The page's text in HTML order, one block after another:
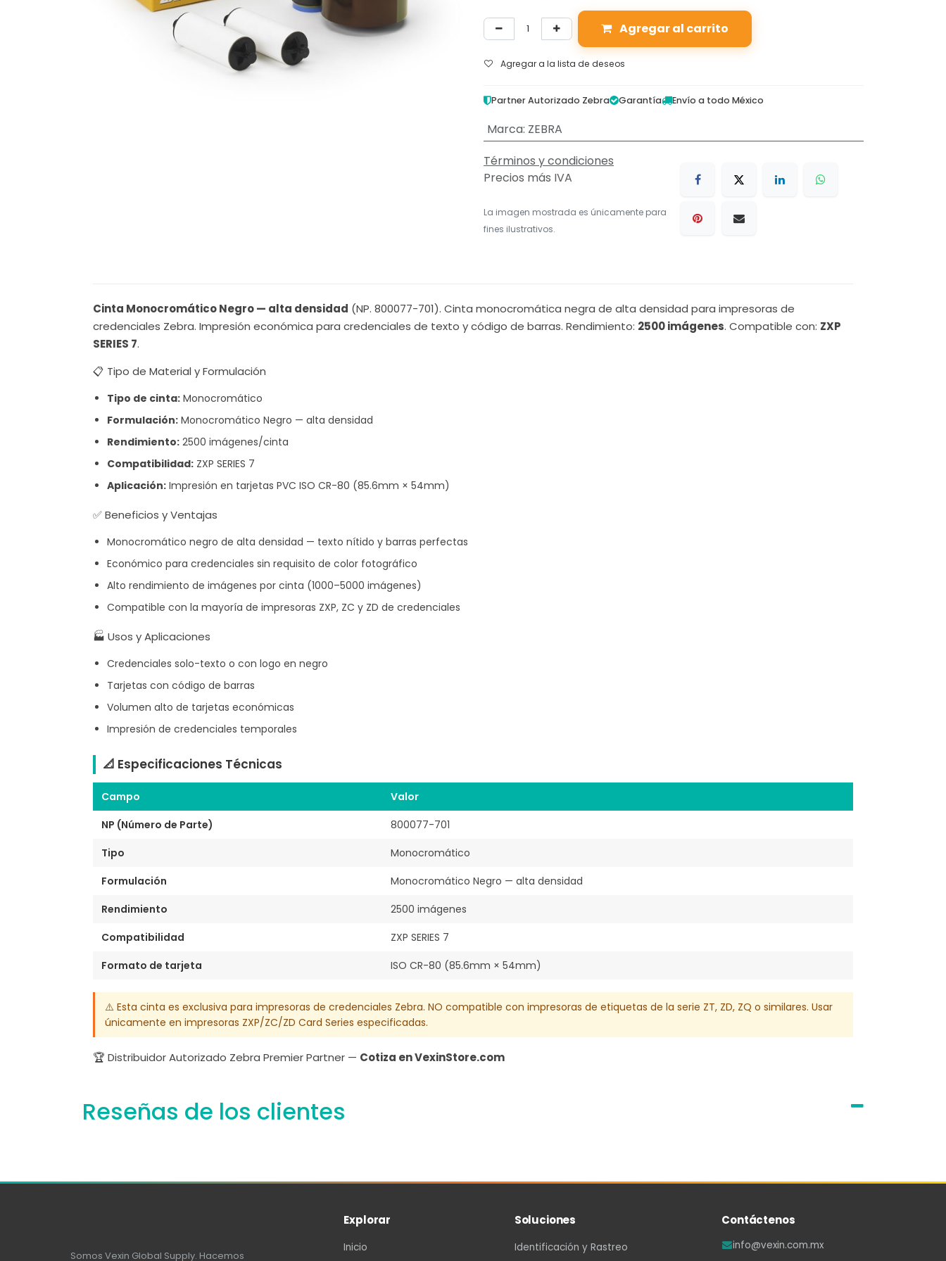
Agregar al carrito
Agregar a la lista de deseos
Partner Autorizado Zebra Garantía Envío a todo México
Marca: ZEBRA
Términos y condiciones
Precios más IVA
La imagen mostrada es únicamente para
fines ilustrativos.
Cinta Monocromático Negro — alta densidad (NP. 800077-701). Cinta monocromática negra de alta densidad para impresoras de
credenciales Zebra. Impresión económica para credenciales de texto y código de barras. Rendimiento: 2500 imágenes. Compatible con: ZXP
SERIES 7.
📋 Tipo de Material y Formulación
Tipo de cinta: Monocromático
Formulación: Monocromático Negro — alta densidad
Rendimiento: 2500 imágenes/cinta
Compatibilidad: ZXP SERIES 7
Aplicación: Impresión en tarjetas PVC ISO CR-80 (85.6mm × 54mm)
✅ Beneficios y Ventajas
Monocromático negro de alta densidad — texto nítido y barras perfectas
Económico para credenciales sin requisito de color fotográfico
Alto rendimiento de imágenes por cinta (1000–5000 imágenes)
Compatible con la mayoría de impresoras ZXP, ZC y ZD de credenciales
🏭 Usos y Aplicaciones
Credenciales solo-texto o con logo en negro
Tarjetas con código de barras
Volumen alto de tarjetas económicas
Impresión de credenciales temporales
📐 Especificaciones Técnicas
Campo
Valor
NP (Número de Parte)
800077-701
Tipo
Monocromático
Formulación
Monocromático Negro — alta densidad
Rendimiento
2500 imágenes
Compatibilidad
ZXP SERIES 7
Formato de tarjeta
ISO CR-80 (85.6mm × 54mm)
⚠️ Esta cinta es exclusiva para impresoras de credenciales Zebra. NO compatible con impresoras de etiquetas de la serie ZT, ZD, ZQ o similares. Usar
únicamente en impresoras ZXP/ZC/ZD Card Series especificadas.
🏆 Distribuidor Autorizado Zebra Premier Partner — Cotiza en VexinStore.com
Reseñas de los clientes
Somos Vexin Global Supply. Hacemos
Explorar
Inicio
Soluciones
Identificación y Rastreo
Contáctenos
info@vexin.com.mx